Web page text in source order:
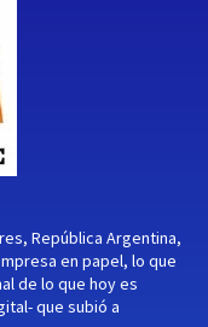
República Argentina,
en papel, lo que
de lo que hoy es
que subió a